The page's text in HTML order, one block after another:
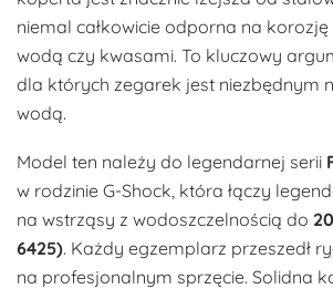
niemal całkowicie odporna na korozję
wodą czy kwasami. To kluczowy
dla których zegarek jest niezbędnym
wodą.
Model ten należy do legendarnej serii
w rodzinie G-Shock, która łączy
na wstrząsy z wodoszczelnością do
6425). Każdy egzemplarz przeszedł
na profesjonalnym sprzęcie. Solidna